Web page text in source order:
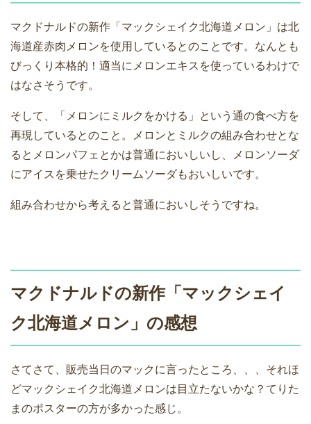
マクドナルドの新作「マックシェイク北海道メロン」は北
海道産赤肉メロンを使用しているとのことです。なんとも
びっくり本格的！適当にメロンエキスを使っているわけで
はなさそうです。
そして、「メロンにミルクをかける」という通の食べ方を
再現しているとのこと。メロンとミルクの組み合わせとな
るとメロンパフェとかは普通においしいし、メロンソーダ
にアイスを乗せたクリームソーダもおいしいです。
組み合わせから考えると普通においしそうですね。
マクドナルドの新作「マックシェイ
ク北海道メロン」の感想
さてさて、販売当日のマックに言ったところ、、、それほ
どマックシェイク北海道メロンは目立たないかな？てりた
まのポスターの方が多かった感じ。